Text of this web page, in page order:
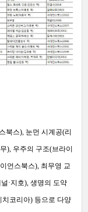
북스), 눈먼 시계공(리
), 우주의 구조(브라이
언스북스), 최무영 교
·지호), 생명의 도약
치코리아) 등으로 다양